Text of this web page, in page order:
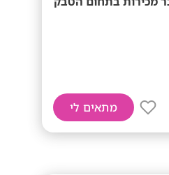
מתאים לי